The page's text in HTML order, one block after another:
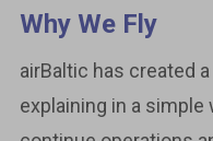
Why We Fly
airBaltic has created
explaining in a